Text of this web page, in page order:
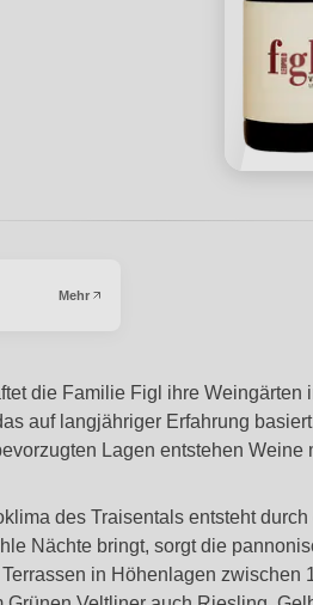
Mehr
die Familie Figl ihre
auf langjähriger Erfahrung
Lagen entstehen
des Traisentals entsteht
Nächte bringt, sorgt die
in Höhenlagen